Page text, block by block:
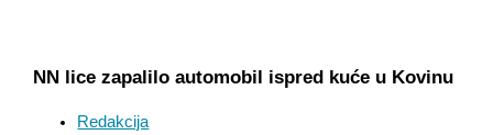
NN lice zapalilo automobil ispred kuće u Kovinu
Redakcija